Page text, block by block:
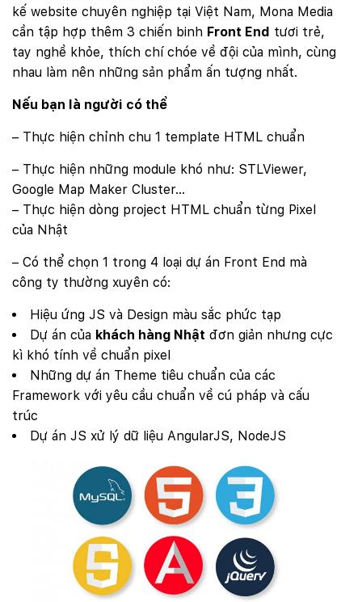
kế website chuyên nghiệp tại Việt Nam, Mona Media
cần tập hợp thêm 3 chiến binh Front End tươi trẻ,
tay nghề khỏe, thích chí chóe về đội của mình, cùng
nhau làm nên những sản phẩm ấn tượng nhất.
Nếu bạn là người có thể
– Thực hiện chỉnh chu 1 template HTML chuẩn
– Thực hiện những module khó như: STLViewer,
Google Map Maker Cluster…
– Thực hiện dòng project HTML chuẩn từng Pixel
của Nhật
– Có thể chọn 1 trong 4 loại dự án Front End mà
công ty thường xuyên có:
Hiệu ứng JS và Design màu sắc phức tạp
Dự án của khách hàng Nhật đơn giản nhưng cực
kì khó tính về chuẩn pixel
Những dự án Theme tiêu chuẩn của các
Framework với yêu cầu chuẩn về cú pháp và cấu
trúc
Dự án JS xử lý dữ liệu AngularJS, NodeJS